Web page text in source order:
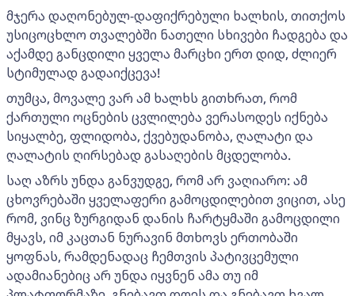
მჯერა დაღონებულ-დაფიქრებული ხალხის, თითქოს
უსიცოცხლო თვალებში ნათელი სხივები ჩადგება და
აქამდე განცდილი ყველა მარცხი ერთ დიდ, ძლიერ
სტიმულად გადაიქცევა!
თუმცა, მოვალე ვარ ამ ხალხს გითხრათ, რომ
ქართული ოცნების ცვლილება ვერასოდეს იქნება
სიყალბე, ფლიდობა, ქვებუდანობა, ღალატი და
ღალატის ღირსებად გასაღების მცდელობა.
საღ აზრს უნდა განვუდგე, რომ არ ვაღიარო: ამ
ცხოვრებაში ყველაფერი გამოცდილებით ვიცით, ასე
რომ, ვინც ზურგიდან დანის ჩარტყმაში გამოცდილი
მყავს, იმ კაცთან ნურავინ მთხოვს ერთობაში
ყოფნას, რამდენადაც ჩემთვის პატივცემული
ადამიანებიც არ უნდა იყვნენ ამა თუ იმ